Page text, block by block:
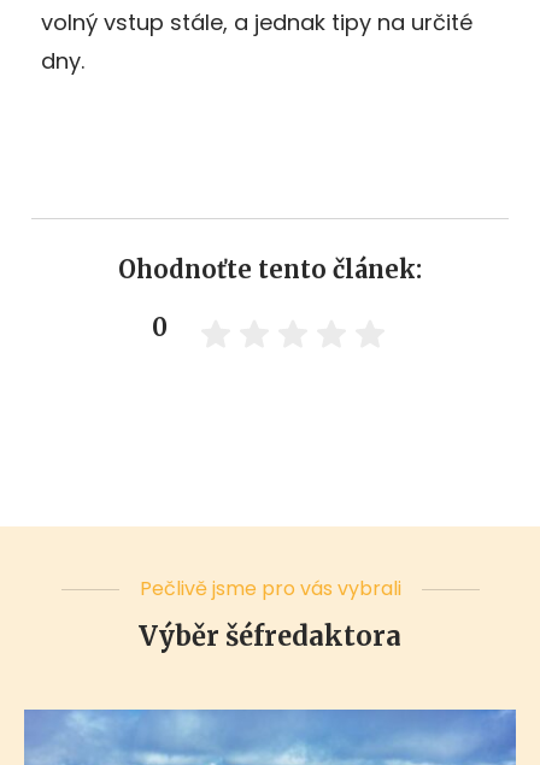
volný vstup stále, a jednak tipy na určité
dny.
Ohodnoťte tento článek:
0
Pečlivě jsme pro vás vybrali
Výběr šéfredaktora